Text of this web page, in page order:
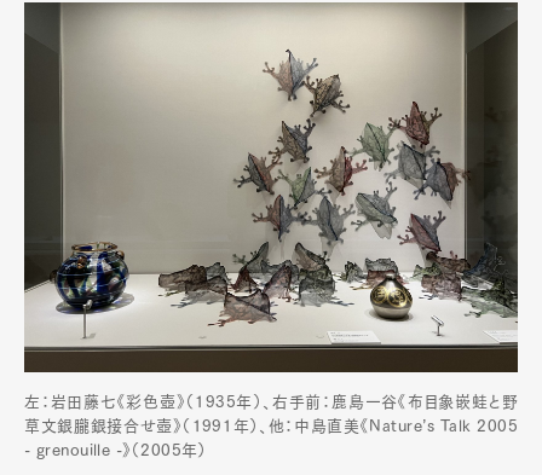
左：岩田藤七《彩色壺》（1935年）、右手前：鹿島一谷《布目象嵌蛙と野
草文銀朧銀接合せ壺》（1991年）、他：中島直美《Nature’s Talk 2005
- grenouille -》（2005年）